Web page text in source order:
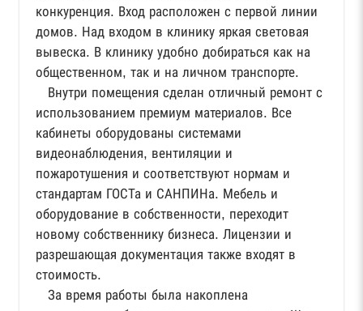
конкуренция. Вход расположен с первой линии
домов. Над входом в клинику яркая световая
вывеска. В клинику удобно добираться как на
общественном, так и на личном транспорте.
Внутри помещения сделан отличный ремонт с
использованием премиум материалов. Все
кабинеты оборудованы системами
видеонаблюдения, вентиляции и
пожаротушения и соответствуют нормам и
стандартам ГОСТа и САНПИНа. Мебель и
оборудование в собственности, переходит
новому собственнику бизнеса. Лицензии и
разрешающая документация также входят в
стоимость.
За время работы была накоплена